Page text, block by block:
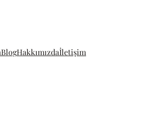
BlogHakkımızdaİletişim